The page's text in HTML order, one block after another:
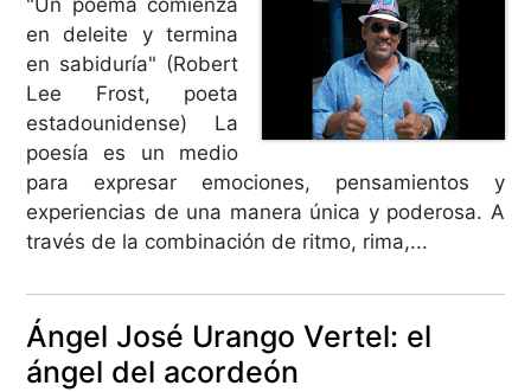
"Un poema comienza
en deleite y termina
en sabiduría" (Robert
Lee Frost, poeta
estadounidense) La
poesía es un medio
para expresar emociones, pensamientos y
experiencias de una manera única y poderosa. A
través de la combinación de ritmo, rima,...
Ángel José Urango Vertel: el
ángel del acordeón